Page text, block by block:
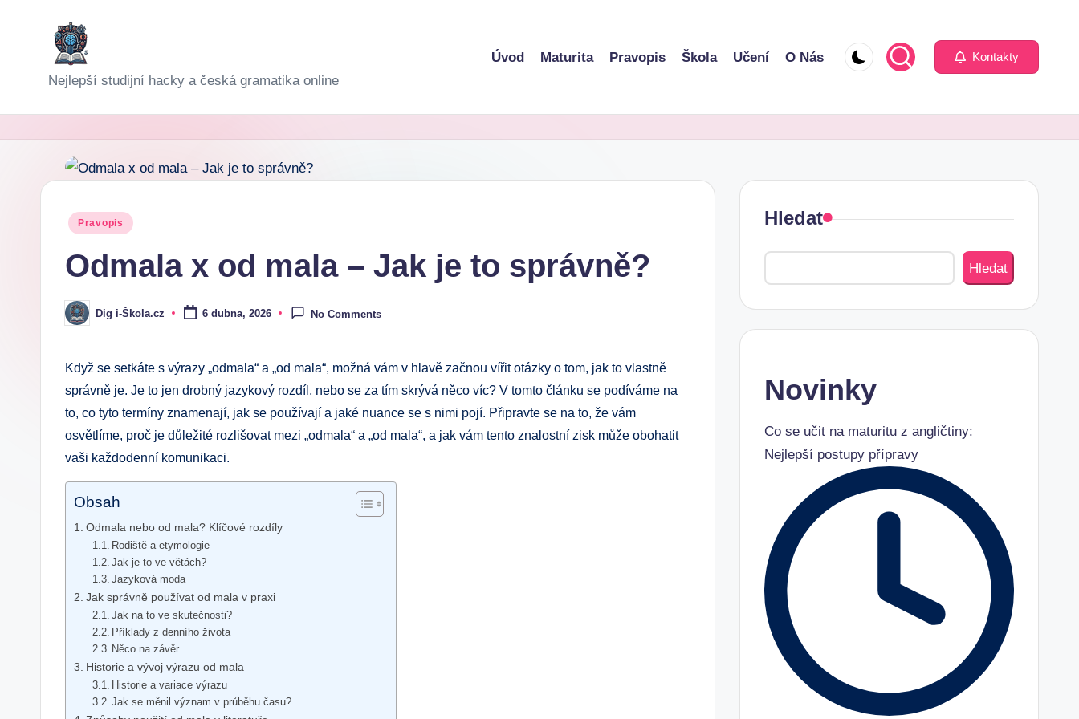
D
i
i-
Nejlepší studijní hacky a česká gramatika online
Úvod Maturita Pravopis Škola Učení O Nás Kontakty
Posted
Pravopis
Odmala x od mala – Jak je to správně?
Posted
by
Dig i-Škola.cz 6 dubna, 2026 No Comments
Když se setkáte s výrazy „odmala“ a „od mala“, možná vám v hlavě začnou vířit otázky o tom, jak to vlastně
správně je. Je to jen drobný jazykový rozdíl, nebo se za tím skrývá něco víc? V tomto článku se podíváme na
to, co tyto termíny znamenají, jak se používají a jaké nuance se s nimi pojí. Připravte se na to, že vám
osvětlíme, proč je důležité rozlišovat mezi „odmala“ a „od mala“, a jak vám tento znalostní zisk může obohatit
vaši každodenní komunikaci.
Obsah
Odmala nebo od mala? Klíčové rozdíly
Rodiště a etymologie
Jak je to ve větách?
Jazyková moda
Jak správně používat od mala v praxi
Jak na to ve skutečnosti?
Příklady z denního života
Něco na závěr
Historie a vývoj výrazu od mala
Historie a variace výrazu
Jak se měnil význam v průběhu času?
Hledat
Hledat
Novinky
Co se učit na maturitu z angličtiny:
Nejlepší postupy přípravy